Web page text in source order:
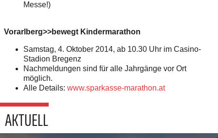
Messe!)
Vorarlberg>>bewegt Kindermarathon
Samstag, 4. Oktober 2014, ab 10.30 Uhr im Casino-
Stadion Bregenz
Nachmeldungen sind für alle Jahrgänge vor Ort
möglich.
Alle Details: www.sparkasse-marathon.at
AKTUELL